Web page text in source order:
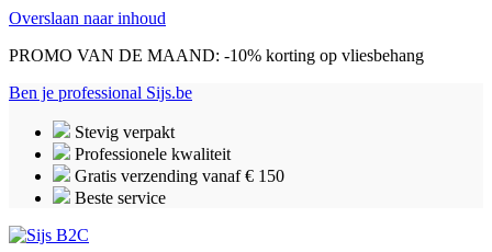
Overslaan naar inhoud
PROMO VAN DE MAAND: -10% korting op vliesbehang
Ben je professional Sijs.be
Stevig verpakt
Professionele kwaliteit
Gratis verzending vanaf € 150
Beste service